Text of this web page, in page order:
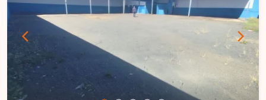
para morar. O condomínio possui água inclusa na
taxa condominial, proporcionando mais
comodidade e economia aos moradores. Esta é
uma excelente oportunidade para quem busca um
apartamento moderno, funcional e bem localizado
no bairro Lagoinha. Agende uma visita e venha
conhecer todos os detalhes deste imóvel.